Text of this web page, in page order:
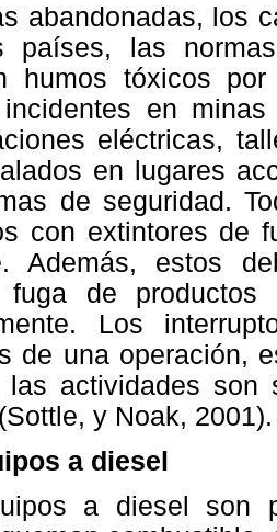
abandonadas, los
países, las
humos tóxicos
en
eléctricas,
en lugares
de seguridad.
con extintores de
Además, estos
fuga de productos
Los
de una operación,
las actividades son
y Noak, 2001).
a diesel
a diesel son